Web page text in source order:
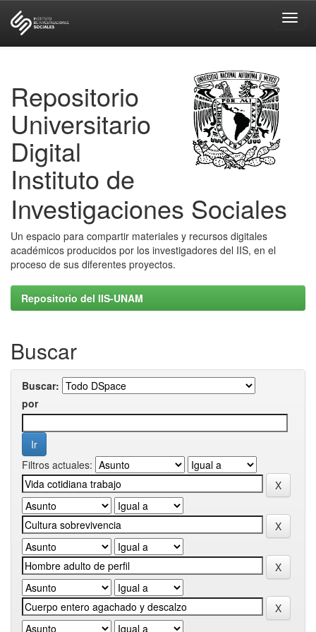
Repositorio
Universitario
Digital
Instituto de
Investigaciones Sociales
Un espacio para compartir materiales y recursos digitales
académicos producidos por los investigadores del IIS, en el
proceso de sus diferentes proyectos.
Repositorio del IIS-UNAM
Buscar
Buscar:
por
Filtros actuales: